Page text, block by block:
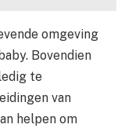
omgeving
Bovendien
te
van
helpen om